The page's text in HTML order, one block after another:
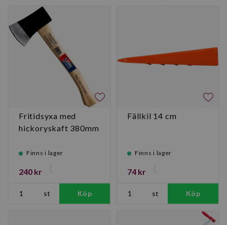
Fritidsyxa med
hickoryskaft 380mm
Finns i lager
240 kr
st Köp
Fällkil 14 cm
Finns i lager
74 kr
st Köp